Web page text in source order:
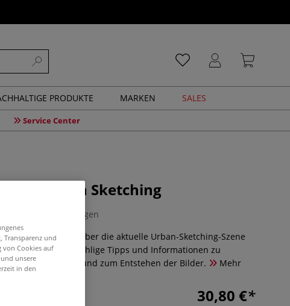
PRODUKTE MARKEN SALES
Service Center
des Urban Sketching
0 Bewertungen
Gesamtübersicht über die aktuelle Urban-Sketching-Szene
der Erde. Unzählige Tipps und Informationen zu
und zum Entstehen der Bilder.
Mehr
30,80 €
Transparenz und
von Cookies auf
unsere
in den